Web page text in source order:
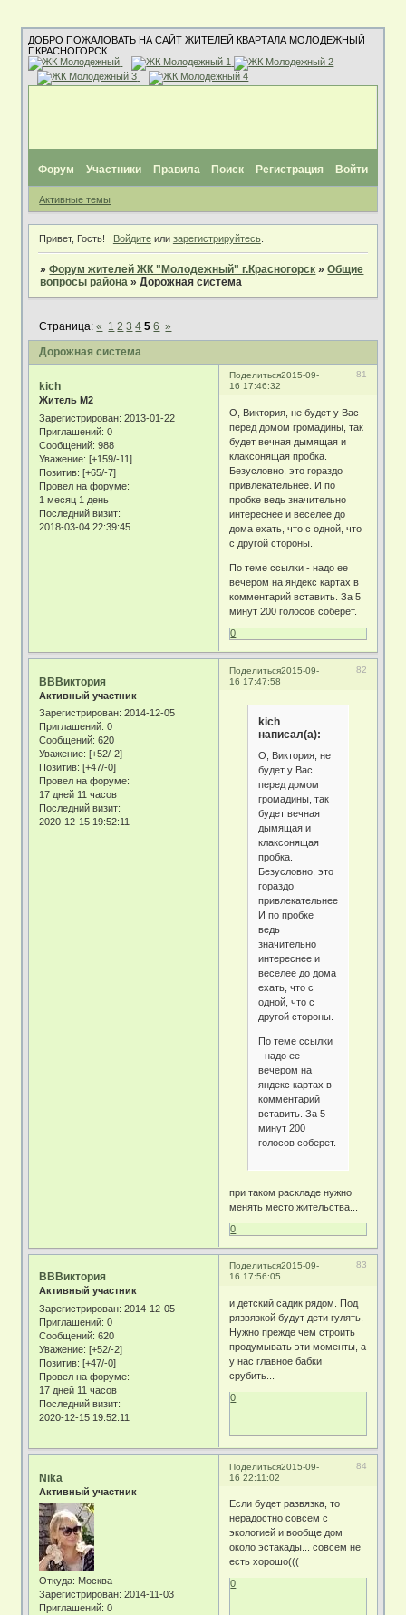
ДОБРО ПОЖАЛОВАТЬ НА САЙТ ЖИТЕЛЕЙ КВАРТАЛА МОЛОДЕЖНЫЙ
Г.КРАСНОГОРСК
Форум Участники Правила Поиск Регистрация Войти
Активные темы
Привет, Гость! Войдитеили зарегистрируйтесь.
»Форум жителей ЖК "Молодежный" г.Красногорск »Общие
вопросы района »Дорожная система
Дорожная система
Страница:« 1 2 3 4 5 6 »
Поделиться 81
2015-09-
16 17:46:32
kich
Житель М2
Зарегистрирован: 2013-01-22
Приглашений: 0
Сообщений: 988
Уважение: [+159/-11]
Позитив: [+65/-7]
Провел на форуме:
1 месяц 1 день
Последний визит:
2018-03-04 22:39:45
О, Виктория, не будет у Вас
перед домом громадины, так
будет вечная дымящая и
клаксонящая пробка.
Безусловно, это гораздо
привлекательнее. И по
пробке ведь значительно
интереснее и веселее до
дома ехать, что с одной, что
с другой стороны.
По теме ссылки - надо ее
вечером на яндекс картах в
комментарий вставить. За 5
минут 200 голосов соберет.
0
Поделиться 82
2015-09-
16 17:47:58
ВВВиктория
Активный участник
Зарегистрирован: 2014-12-05
Приглашений: 0
Сообщений: 620
Уважение: [+52/-2]
Позитив: [+47/-0]
Провел на форуме:
17 дней 11 часов
Последний визит:
2020-12-15 19:52:11
kich
написал(а):
О, Виктория, не
будет у Вас
перед домом
громадины, так
будет вечная
дымящая и
клаксонящая
пробка.
Безусловно, это
гораздо
привлекательнее.
И по пробке
ведь
значительно
интереснее и
веселее до дома
ехать, что с
одной, что с
другой стороны.
По теме ссылки
- надо ее
вечером на
яндекс картах в
комментарий
вставить. За 5
минут 200
голосов соберет.
при таком раскладе нужно
менять место жительства...
0
Поделиться 83
2015-09-
16 17:56:05
ВВВиктория
Активный участник
Зарегистрирован: 2014-12-05
Приглашений: 0
Сообщений: 620
Уважение: [+52/-2]
Позитив: [+47/-0]
Провел на форуме:
17 дней 11 часов
Последний визит:
2020-12-15 19:52:11
и детский садик рядом. Под
рязвязкой будут дети гулять.
Нужно прежде чем строить
продумывать эти моменты, а
у нас главное бабки
срубить...
0
Поделиться 84
2015-09-
16 22:11:02
Nika
Активный участник
Откуда: Москва
Зарегистрирован: 2014-11-03
Приглашений: 0
Если будет развязка, то
нерадостно совсем с
экологией и вообще дом
около эстакады... совсем не
есть хорошо(((
0